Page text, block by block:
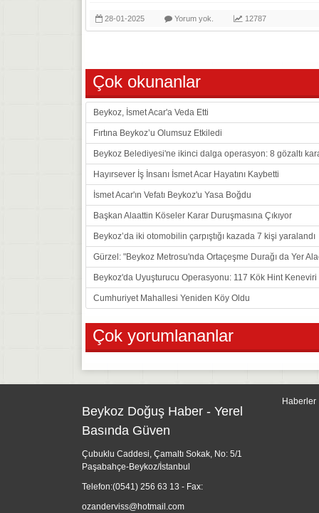
28-01-2025 Yorum yok. 12787
Çok okunanlar
Beykoz, İsmet Acar'a Veda Etti
Fırtına Beykoz’u Olumsuz Etkiledi
Beykoz Belediyesi'ne ikinci dalga operasyon: 8 gözaltı
Hayırsever İş İnsanı İsmet Acar Hayatını Kaybetti
İsmet Acar'ın Vefatı Beykoz'u Yasa Boğdu
Başkan Alaattin Köseler Karar Duruşmasına Çıkıyor
Beykoz’da iki otomobilin çarpıştığı kazada 7 kişi yaralandı
Gürzel: "Beykoz Metrosu'nda Ortaçeşme Durağı da Yer
Beykoz'da Uyuşturucu Operasyonu: 117 Kök Hint
Cumhuriyet Mahallesi Yeniden Köy Oldu
Çok yorumlananlar
Beykoz Doğuş Haber - Yerel
Basında Güven
Çubuklu Caddesi, Çamaltı Sokak, No: 5/1
Paşabahçe-Beykoz/İstanbul
Telefon:(0541) 256 63 13 - Fax:
ozanderviss@hotmail.com
Haberler